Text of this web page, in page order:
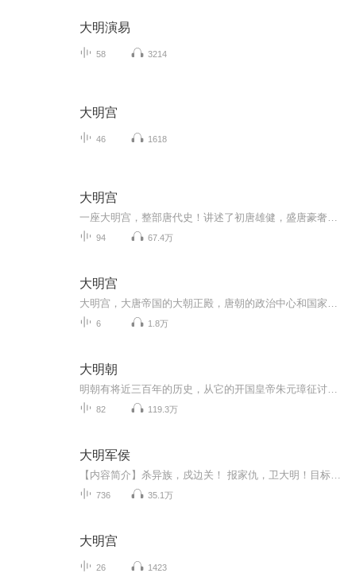
大明演易
58 3214
大明宫
46 1618
大明宫
94 67.4万
大明宫
6 1.8万
大明朝
82 119.3万
大明军侯
736 35.1万
大明宫
26 1423